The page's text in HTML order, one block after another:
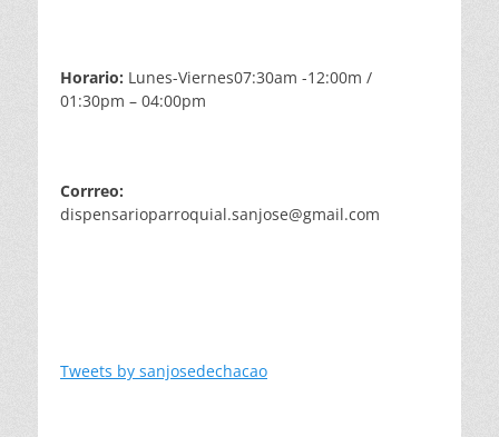
Horario: Lunes-Viernes07:30am -12:00m /
01:30pm – 04:00pm
Corrreo:
dispensarioparroquial.sanjose@gmail.com
Tweets by sanjosedechacao